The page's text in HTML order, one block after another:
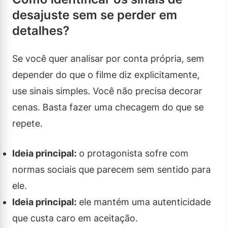
desajuste sem se perder em
detalhes?
Se você quer analisar por conta própria, sem
depender do que o filme diz explicitamente,
use sinais simples. Você não precisa decorar
cenas. Basta fazer uma checagem do que se
repete.
Ideia principal: o protagonista sofre com
normas sociais que parecem sem sentido para
ele.
Ideia principal: ele mantém uma autenticidade
que custa caro em aceitação.